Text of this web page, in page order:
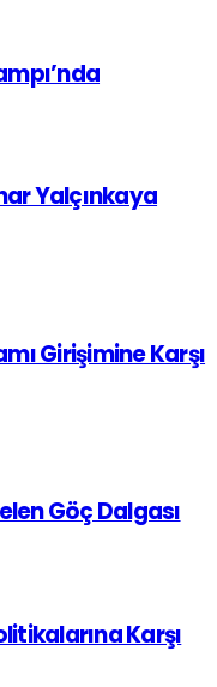
Yalçınkaya
Girişimine Karşı
Göç Dalgası
Karşı